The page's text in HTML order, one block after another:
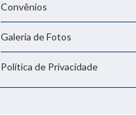
Convênios
Galeria de Fotos
Política de Privacidade